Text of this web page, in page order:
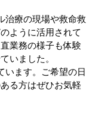
治療の現場や救命救
ように活用されて
業務の様子も体験
いました。
います。ご希望の日
る方はぜひお気軽